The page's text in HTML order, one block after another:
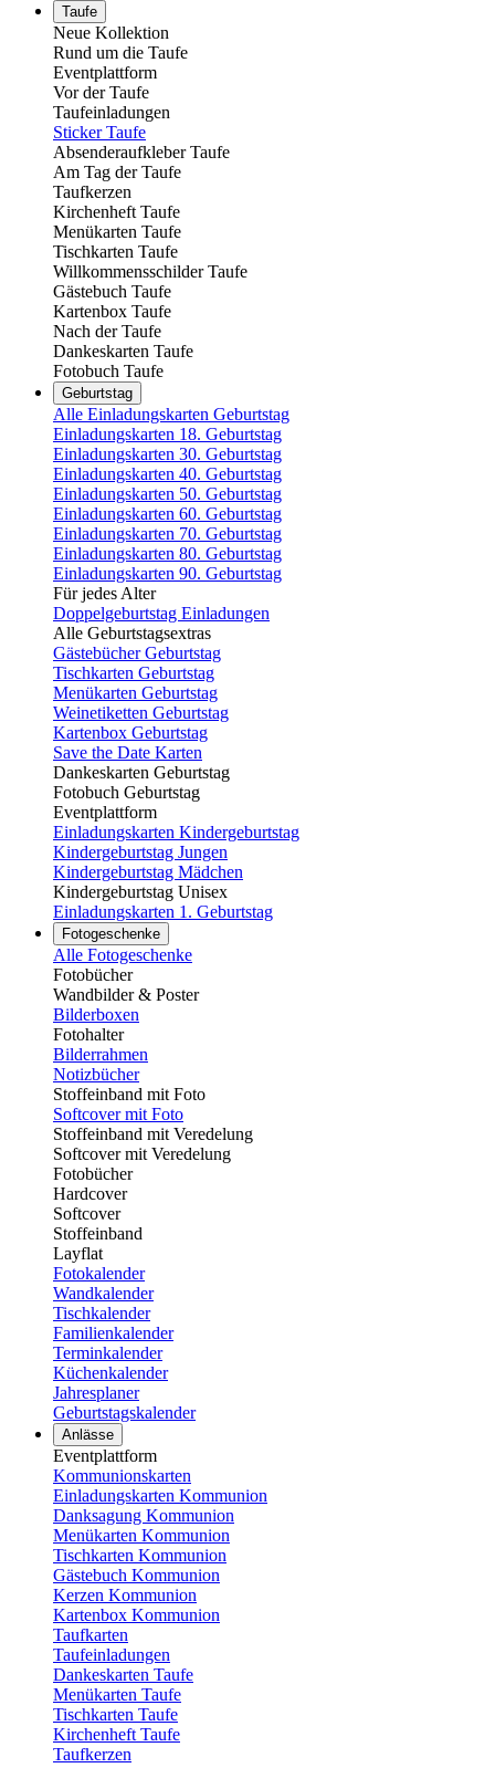
Taufe
Neue Kollektion
Rund um die Taufe
Eventplattform
Vor der Taufe
Taufeinladungen
Sticker Taufe
Absenderaufkleber Taufe
Am Tag der Taufe
Taufkerzen
Kirchenheft Taufe
Menükarten Taufe
Tischkarten Taufe
Willkommensschilder Taufe
Gästebuch Taufe
Kartenbox Taufe
Nach der Taufe
Dankeskarten Taufe
Fotobuch Taufe
Geburtstag
Alle Einladungskarten Geburtstag
Einladungskarten 18. Geburtstag
Einladungskarten 30. Geburtstag
Einladungskarten 40. Geburtstag
Einladungskarten 50. Geburtstag
Einladungskarten 60. Geburtstag
Einladungskarten 70. Geburtstag
Einladungskarten 80. Geburtstag
Einladungskarten 90. Geburtstag
Für jedes Alter
Doppelgeburtstag Einladungen
Alle Geburtstagsextras
Gästebücher Geburtstag
Tischkarten Geburtstag
Menükarten Geburtstag
Weinetiketten Geburtstag
Kartenbox Geburtstag
Save the Date Karten
Dankeskarten Geburtstag
Fotobuch Geburtstag
Eventplattform
Einladungskarten Kindergeburtstag
Kindergeburtstag Jungen
Kindergeburtstag Mädchen
Kindergeburtstag Unisex
Einladungskarten 1. Geburtstag
Fotogeschenke
Alle Fotogeschenke
Fotobücher
Wandbilder & Poster
Bilderboxen
Fotohalter
Bilderrahmen
Notizbücher
Stoffeinband mit Foto
Softcover mit Foto
Stoffeinband mit Veredelung
Softcover mit Veredelung
Fotobücher
Hardcover
Softcover
Stoffeinband
Layflat
Fotokalender
Wandkalender
Tischkalender
Familienkalender
Terminkalender
Küchenkalender
Jahresplaner
Geburtstagskalender
Anlässe
Eventplattform
Kommunionskarten
Einladungskarten Kommunion
Danksagung Kommunion
Menükarten Kommunion
Tischkarten Kommunion
Gästebuch Kommunion
Kerzen Kommunion
Kartenbox Kommunion
Taufkarten
Taufeinladungen
Dankeskarten Taufe
Menükarten Taufe
Tischkarten Taufe
Kirchenheft Taufe
Taufkerzen